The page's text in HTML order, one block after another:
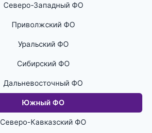
Северо-Западный ФО
Приволжский ФО
Уральский ФО
Сибирский ФО
Дальневосточный ФО
Южный ФО
Северо-Кавказский ФО